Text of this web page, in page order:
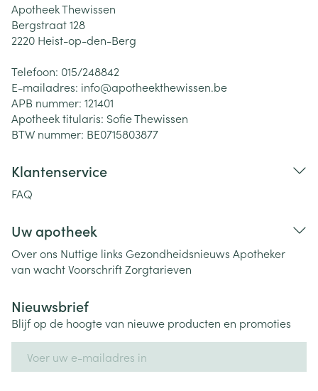
Apotheek Thewissen
Bergstraat 128
2220 Heist-op-den-Berg
Telefoon: 015/248842
E-mailadres: info@apotheekthewissen.be
APB nummer: 121401
Apotheek titularis: Sofie Thewissen
BTW nummer: BE0715803877
Klantenservice
FAQ
Uw apotheek
Over ons Nuttige links Gezondheidsnieuws Apotheker
van wachtVoorschriftZorgtarieven
Nieuwsbrief
Blijf op de hoogte van nieuwe producten en promoties